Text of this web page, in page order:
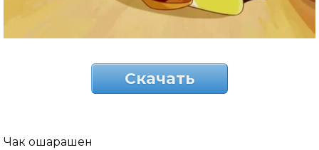
Скачать
Чак ошарашен